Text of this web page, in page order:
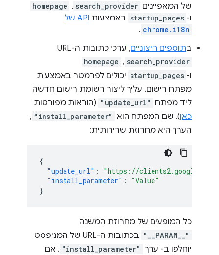
של המאפיינים search_provider
,
homepage
ו- startup_pages באמצעות API של
chrome.i18n
.
בתוספים חיצוניים, ערכי כתובות ה-URL
search_provider
,
homepage
ו- startup_pages יכולים לפרמטר באמצעות
מפתח רישום. עליך ליצור רשומת רישום חדשה
ליד מפתח
"update_url" (הוראות מפורטות
כאן). שם המפתח הוא "install_parameter"
,
הערך היא מחרוזת שרירותית:
{
"update_url" :
"https://
"install_parameter" :
"Value"
}
כל המופעים של מחרוזת המשנה
"__PARAM__"
בכתובות ה-URL של המניפסט
יוחלפו ב- ערך
"install_parameter" . אם